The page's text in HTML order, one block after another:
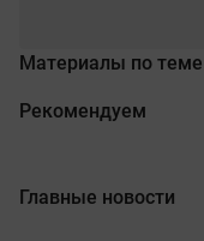
Материалы по теме
Рекомендуем
Главные новости